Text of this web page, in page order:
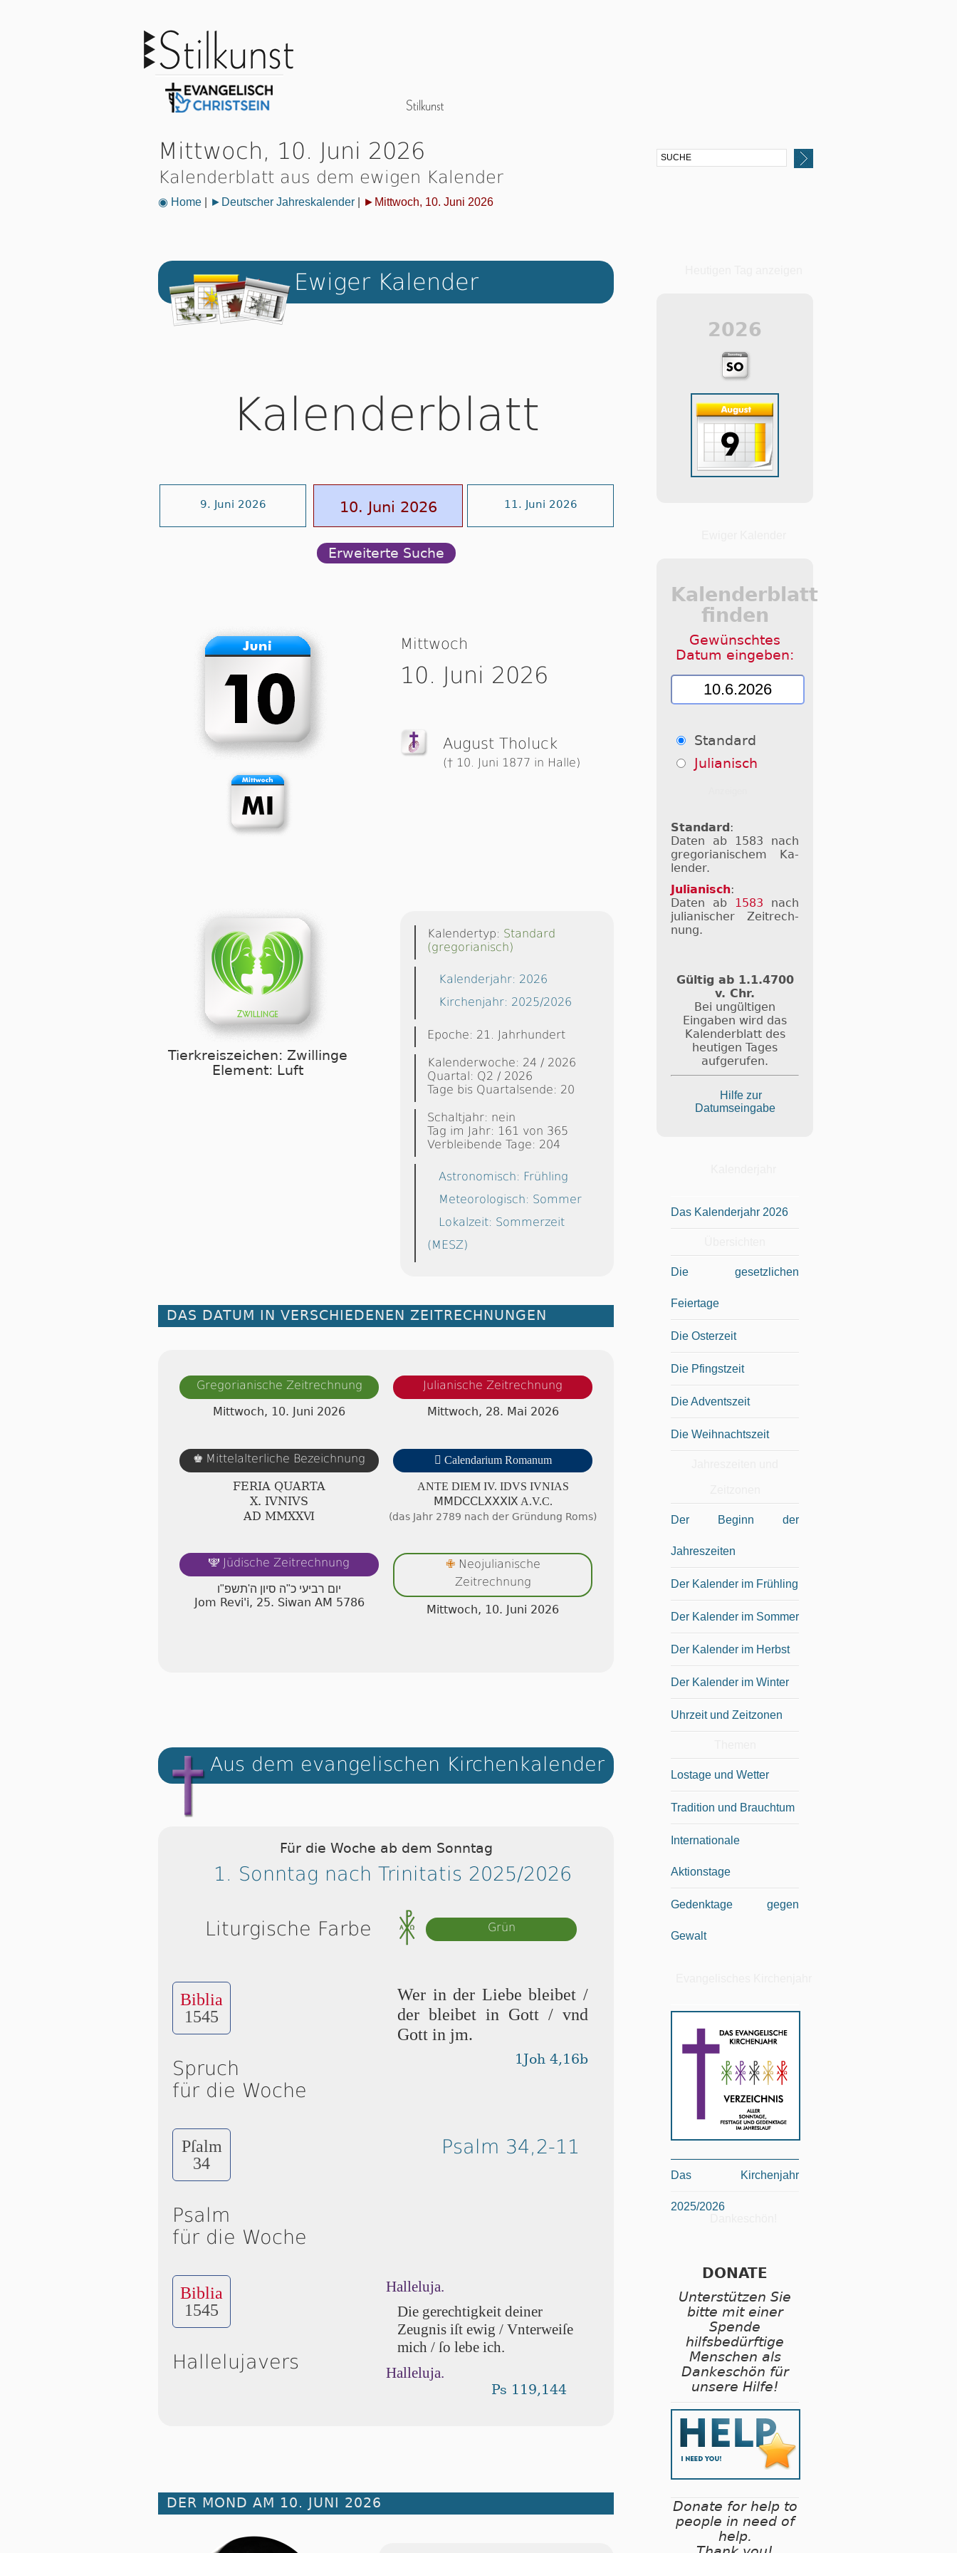
Mittwoch, 10. Juni 2026
Kalenderblatt aus dem ewigen Kalender
◉ Home ►Deutscher Jahreskalender ►Mittwoch, 10. Juni 2026
Ewiger Kalender
Kalenderblatt
9. Juni 2026 10. Juni 2026 11. Juni 2026
Erweiterte Suche
Mittwoch
10. Juni 2026
August Tholuck
(† 10. Juni 1877 in Halle)
Tierkreiszeichen: Zwillinge
Element: Luft
Kalendertyp: Standard
(gregorianisch)
Kalenderjahr: 2026
Kirchenjahr: 2025/2026
Epoche: 21. Jahrhundert
Kalenderwoche: 24 / 2026
Quartal: Q2 / 2026
Tage bis Quartalsende: 20
Schaltjahr: nein
Tag im Jahr: 161 von 365
Verbleibende Tage: 204
Astronomisch: Frühling
Meteorologisch: Sommer
Lokalzeit: Sommerzeit
(MESZ)
DAS DATUM IN VERSCHIEDENEN ZEITRECHNUNGEN
Gregorianische Zeitrechnung
Mittwoch, 10. Juni 2026
Julianische Zeitrechnung
Mittwoch, 28. Mai 2026
♚ Mittelalterliche Bezeichnung
FERIA QUARTA
Ⅹ. IVNIVS
AD ⅯⅯⅩⅩⅥ
 Calendarium Romanum
ANTE DIEM IV. IDVS IVNIAS
ⅯⅯⅮⅭⅭⅬⅩⅩⅩⅨ A.V.C.
(das Jahr 2789 nach der Gründung Roms)
🕎 Jüdische Zeitrechnung
יום רביעי כ"ה סיון ה'תשפ"ו
Jom Revi'i, 25. Siwan AM 5786
✙Neojulianische
Zeitrechnung
Mittwoch, 10. Juni 2026
Aus dem evangelischen Kirchenkalender
Für die Woche ab dem Sonntag
1. Sonntag nach Trinitatis 2025/2026
Liturgische Farbe Grün
Biblia
1545
Spruch
für die Woche
Wer in der Liebe bleibet /
der bleibet in Gott / vnd
Gott in jm.
1Joh 4,16b
Pſalm
34
Psalm
für die Woche
Psalm 34,2-11
Biblia
1545
Hallelujavers
Halleluja.
Die gerechtigkeit deiner
Zeugnis iſt ewig / Vnterweiſe
mich / ſo lebe ich.
Halleluja.
Ps 119,144
DER MOND AM 10. JUNI 2026
2026
Kalenderblatt
finden
Gewünschtes
Datum eingeben:
Standard
Julianisch
Standard :
Daten ab 1583 nach
gre­go­ri­a­ni­schem Ka­
len­der.
Julianisch:
Daten ab 1583 nach
ju­li­a­ni­scher Zeit­rech­
nung.
Gültig ab 1.1.4700
v. Chr.
Bei ungültigen
Eingaben wird das
Kalenderblatt des
heutigen Tages
aufgerufen.
Hilfe zur
Datumseingabe
Das Kalenderjahr 2026
Die gesetzlichen
Feiertage
Die Osterzeit
Die Pfingstzeit
Die Adventszeit
Die Weihnachtszeit
Der Beginn der
Jahreszeiten
Der Kalender im Frühling
Der Kalender im Sommer
Der Kalender im Herbst
Der Kalender im Winter
Uhrzeit und Zeitzonen
Lostage und Wetter
Tradition und Brauchtum
Internationale
Aktionstage
Gedenktage gegen
Gewalt
Das Kirchenjahr
2025/2026
DONATE
Unterstützen Sie
bitte mit einer
Spende
hilfsbedürftige
Menschen als
Dankeschön für
unsere Hilfe!
Donate for help to
people in need of
help.